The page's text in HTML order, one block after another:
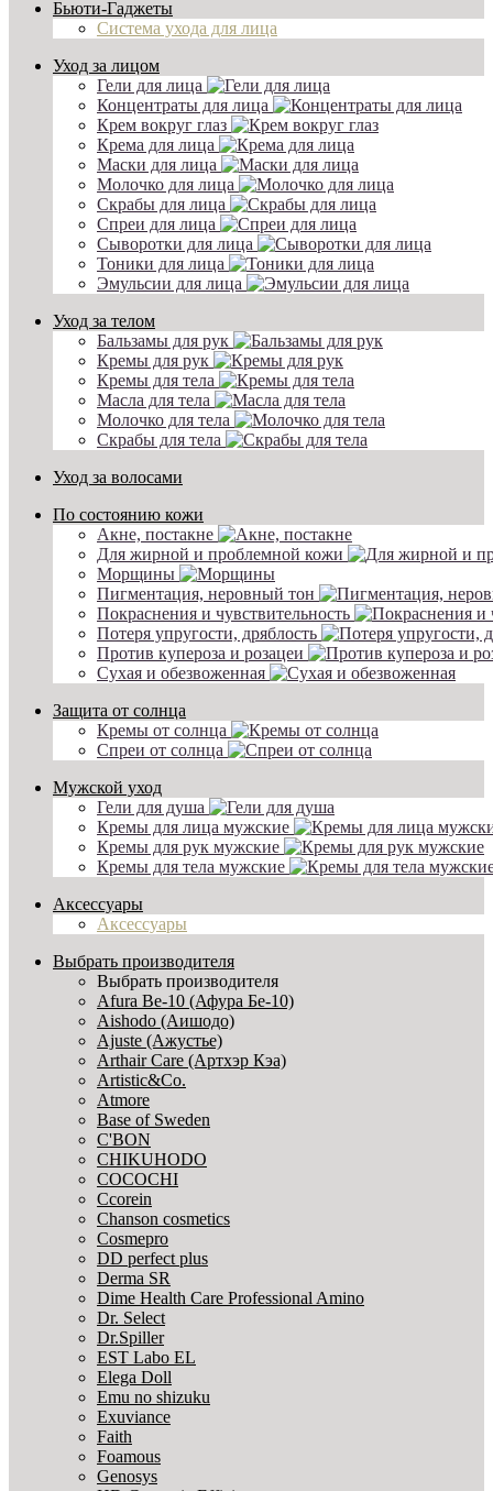
Бьюти-Гаджеты
Система ухода для лица
Уход за лицом
Гели для лица
Концентраты для лица
Крем вокруг глаз
Крема для лица
Маски для лица
Молочко для лица
Скрабы для лица
Спреи для лица
Сыворотки для лица
Тоники для лица
Эмульсии для лица
Уход за телом
Бальзамы для рук
Кремы для рук
Кремы для тела
Масла для тела
Молочко для тела
Скрабы для тела
Уход за волосами
По состоянию кожи
Акне, постакне
Для жирной и проблемной кожи
Морщины
Пигментация, неровный тон
Покраснения и чувствительность
Потеря упругости, дряблость
Против купероза и розацеи
Сухая и обезвоженная
Защита от солнца
Кремы от солнца
Спреи от солнца
Мужской уход
Гели для душа
Кремы для лица мужские
Кремы для рук мужские
Кремы для тела мужские
Аксессуары
Аксессуары
Выбрать производителя
Выбрать производителя
Afura Be-10 (Афура Бе-10)
Aishodo (Аишодо)
Ajuste (Ажустье)
Arthair Care (Артхэр Кэа)
Artistic&Co.
Atmore
Base of Sweden
C'BON
CHIKUHODO
COCOCHI
Ccorein
Chanson cosmetics
Cosmepro
DD perfect plus
Derma SR
Dime Health Care Professional Amino
Dr. Select
Dr.Spiller
EST Labo EL
Elega Doll
Emu no shizuku
Exuviance
Faith
Foamous
Genosys